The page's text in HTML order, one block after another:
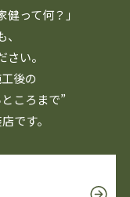
って何？」
い。
後の
ころまで”
です。